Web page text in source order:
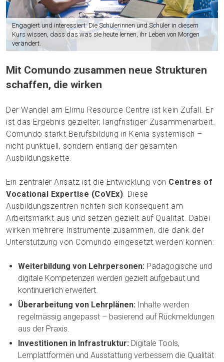
Engagiert und interessiert: Die Schülerinnen und Schüler in diesem
Kurs wissen, dass das was sie heute lernen, ihr Leben von Morgen
verändert.
Mit Comundo zusammen neue Strukturen
schaffen, die wirken
Der Wandel am Elimu Resource Centre ist kein Zufall. Er
ist das Ergebnis gezielter, langfristiger Zusammenarbeit.
Comundo stärkt Berufsbildung in Kenia systemisch –
nicht punktuell, sondern entlang der gesamten
Ausbildungskette.
Ein zentraler Ansatz ist die Entwicklung von Centres of
Vocational Expertise (CoVEx). Diese
Ausbildungszentren richten sich konsequent am
Arbeitsmarkt aus und setzen gezielt auf Qualität. Dabei
wirken mehrere Instrumente zusammen, die dank der
Unterstützung von Comundo eingesetzt werden können:
Weiterbildung von Lehrpersonen: Pädagogische und
digitale Kompetenzen werden gezielt aufgebaut und
kontinuierlich erweitert.
Überarbeitung von Lehrplänen: Inhalte werden
regelmässig angepasst – basierend auf Rückmeldungen
aus der Praxis.
Investitionen in Infrastruktur: Digitale Tools,
Lernplattformen und Ausstattung verbessern die Qualität